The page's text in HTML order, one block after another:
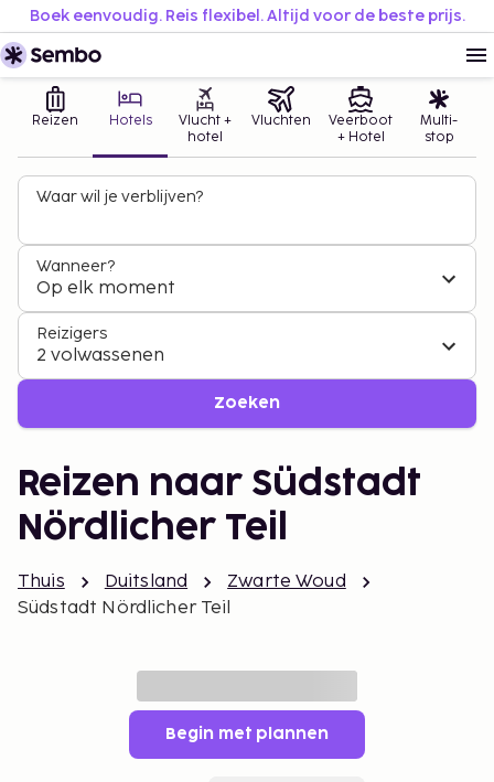
Boek eenvoudig. Reis flexibel. Altijd voor de beste prijs.
Reizen Hotels
Vlucht +
hotel
Vluchten
Veerboot
+ Hotel
Multi-
stop
Waar wil je verblijven?
Wanneer?
Op elk moment
Reizigers
2 volwassenen
Zoeken
Reizen naar Südstadt
Nördlicher Teil
Thuis Duitsland
Zwarte Woud
Südstadt Nördlicher Teil
Begin met plannen